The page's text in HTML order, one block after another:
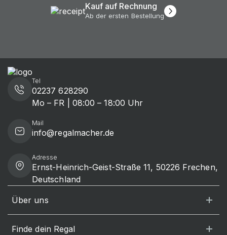
Kauf auf Rechnung
Ab der ersten Bestellung
Tel
02237 628290
Mo – FR | 08:00 – 18:00 Uhr
Mail
info@regalmacher.de
Adresse
Ernst-Heinrich-Geist-Straße 11, 50226 Frechen,
Deutschland
Über uns
Finde dein Regal